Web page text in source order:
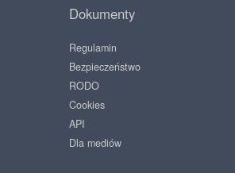
Dokumenty
Regulamin
Bezpieczeństwo
RODO
Cookies
API
Dla mediów